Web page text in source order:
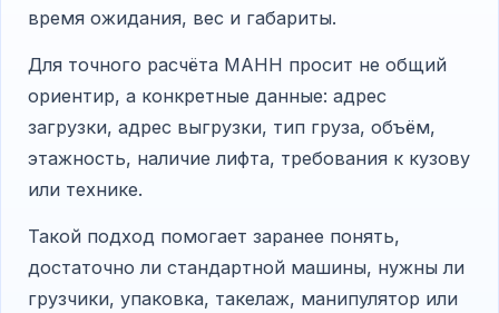
время ожидания, вес и габариты.
Для точного расчёта МАНН просит не общий
ориентир, а конкретные данные: адрес
загрузки, адрес выгрузки, тип груза, объём,
этажность, наличие лифта, требования к кузову
или технике.
Такой подход помогает заранее понять,
достаточно ли стандартной машины, нужны ли
грузчики, упаковка, такелаж, манипулятор или